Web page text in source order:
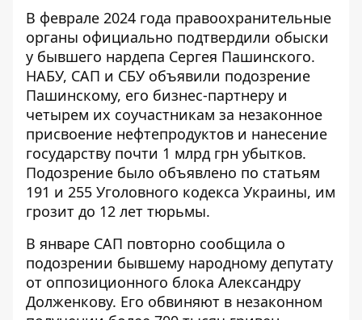
В феврале 2024 года правоохранительные
органы официально подтвердили обыски
у бывшего нардепа Сергея Пашинского.
НАБУ, САП и СБУ объявили подозрение
Пашинскому, его бизнес-партнеру и
четырем их соучастникам за незаконное
присвоение нефтепродуктов и нанесение
государству почти 1 млрд грн убытков.
Подозрение было объявлено по статьям
191 и 255 Уголовного кодекса Украины, им
грозит до 12 лет тюрьмы.
В январе САП повторно сообщила о
подозрении бывшему народному депутату
от оппозиционного блока Александру
Долженкову. Его обвиняют в незаконном